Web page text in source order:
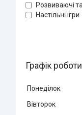
Розвиваючі
Настільні ігри
Графік роботи
Понеділок
Вівторок